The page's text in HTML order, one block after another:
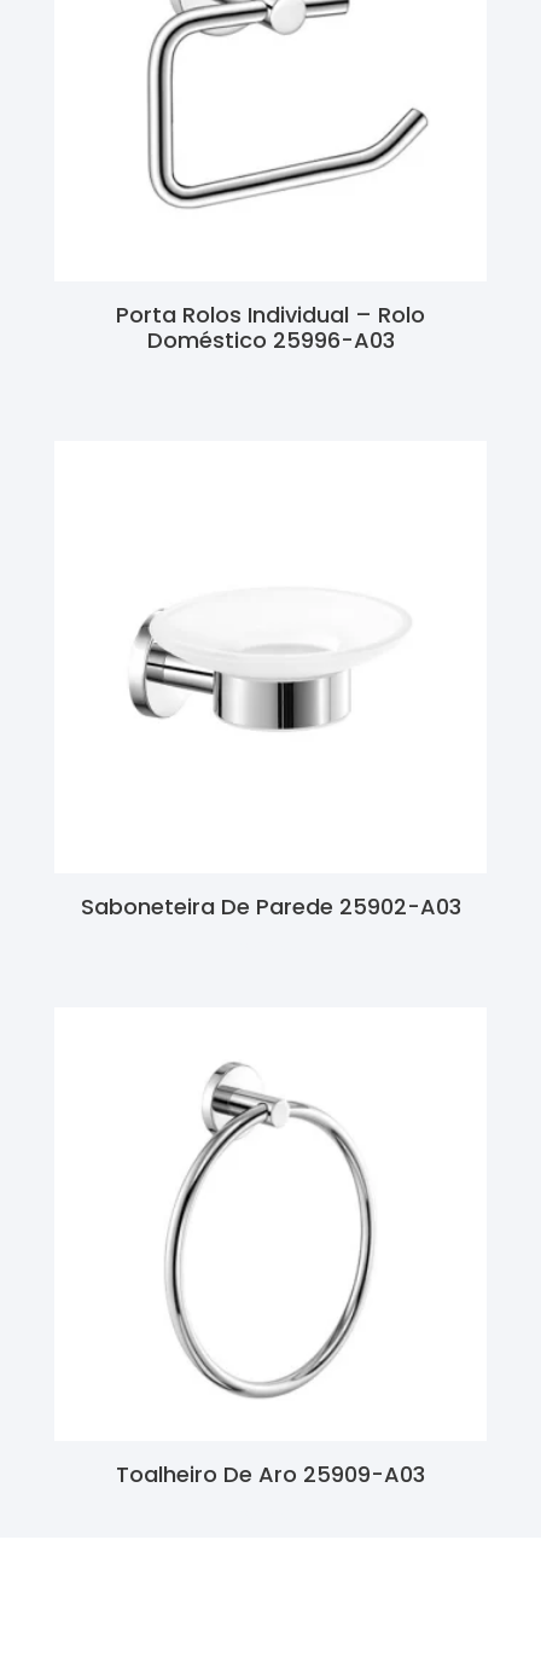
Porta Rolos Individual – Rolo
Doméstico 25996-A03
Saboneteira De Parede 25902-A03
Toalheiro De Aro 25909-A03